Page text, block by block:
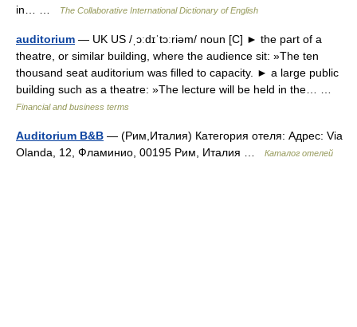
in… …
The Collaborative International Dictionary of English
auditorium — UK US /ˌɔːdɪˈtɔːriəm/ noun [C] ► the part of a
theatre, or similar building, where the audience sit: »The ten
thousand seat auditorium was filled to capacity. ► a large public
building such as a theatre: »The lecture will be held in the… …
Financial and business terms
Auditorium B&B — (Рим,Италия) Категория отеля: Адрес: Via
Olanda, 12, Фламинио, 00195 Рим, Италия …
Каталог отелей